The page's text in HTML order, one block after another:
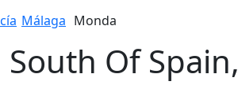
Málaga Monda
Of Spain,